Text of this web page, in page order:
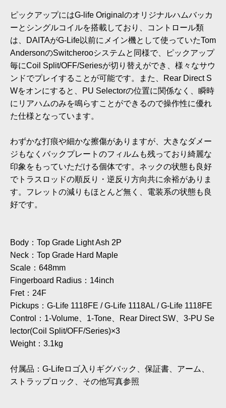
ピックアップにはG-life Originalのオリジナルハムバッカ
ーとシングルコイルを搭載しており、コントロール類
は、DAITAがG-Life以前にメイン機として使っていたTom
AndersonのSwitcherooシステムと同様で、ピックアップ
毎にCoil Split/OFF/Seriesが切り替えができ、様々なサウ
ンドでプレイすることが可能です。また、Rear Direct S
Wをオンにすると、PU Selectorの位置に関係なく、瞬時
にリアハムのみを鳴らすことができるので操作性に優れ
た仕様となっています。
わずかな打痕や細かな擦傷がありますが、大きなダメー
ジもなくバックプレートのフィルムも残っており綺麗な
印象をもっていただける個体です。ネックの状態も良好
でトラスロッドの順反り・逆反り方向共に余裕がありま
す。フレットの減りもほとんど無く、電装系の状態も良
好です。
Body：Top Grade Light Ash 2P
Neck：Top Grade Hard Maple
Scale：648mm
Fingerboard Radius：14inch
Fret：24F
Pickups：G-Life 1118FE / G-Life 1118AL / G-Life 1118FE
Control：1-Volume、1-Tone、Rear Direct SW、3-PU Se
lector(Coil Split/OFF/Series)×3
Weight：3.1kg
付属品：G-Lifeロゴ入りギグバック、保証書、アーム、
ストラップロック、その他写真参照